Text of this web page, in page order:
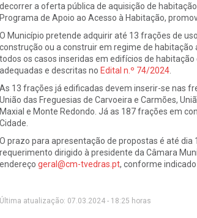
decorrer a oferta pública de aquisição de
Programa de Apoio ao Acesso à Habitação,
O Município pretende adquirir até 13 frações de
construção ou a construir em regime de
todos os casos inseridas em edifícios de
adequadas e descritas no Edital n.º 74/2024.
As 13 frações já edificadas devem inserir-se nas
União das Freguesias de Carvoeira e Carmões,
Maxial e Monte Redondo. Já as 187 frações em
Cidade.
O prazo para apresentação de propostas é até
requerimento dirigido à presidente da Câmara
endereço geral@cm-tvedras.pt, conforme indicado
Última atualização: 07.03.2024 - 18:25 horas